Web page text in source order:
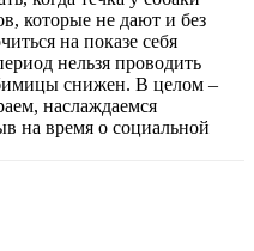
которые не дают и без
на показе себя
нельзя проводить
снижен. В целом –
наслаждаемся
на время о социальной